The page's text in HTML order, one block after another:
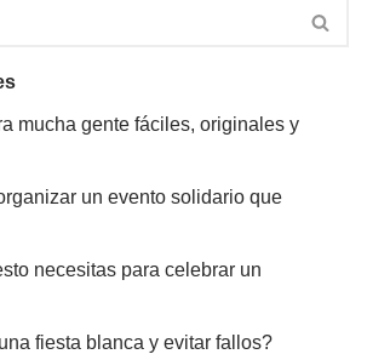
mucha gente fáciles, originales y
un evento solidario que
necesitas para celebrar un
fiesta blanca y evitar fallos?